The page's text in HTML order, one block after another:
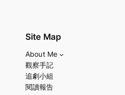
Site Map
About Me
觀察手記
追劇小組
閱讀報告